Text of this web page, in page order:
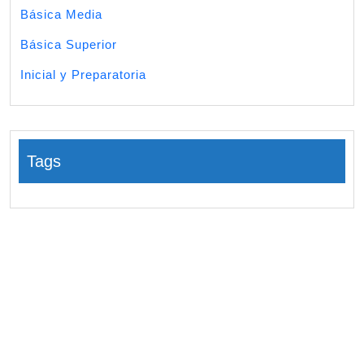
Básica Media
Básica Superior
Inicial y Preparatoria
Tags